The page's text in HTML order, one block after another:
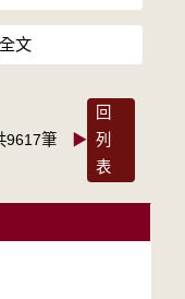
文
9617筆 ▶
回
列
表